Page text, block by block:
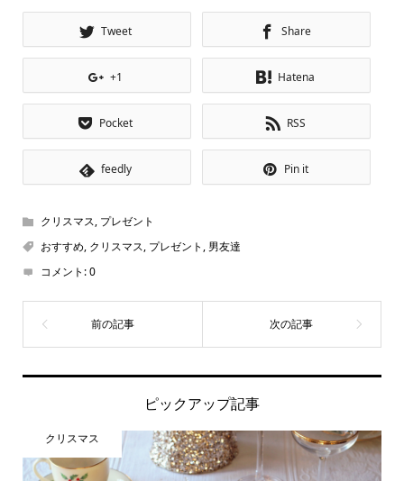
Tweet Share
+1 Hatena
Pocket RSS
feedly Pin it
クリスマス, プレゼント
おすすめ, クリスマス, プレゼント , 男友達
コメント:0
ピックアップ記事
クリスマス